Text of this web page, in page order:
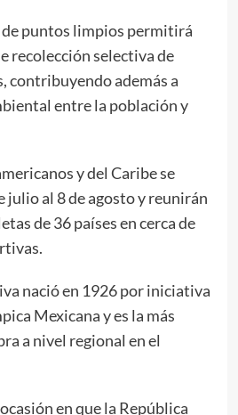
puntos limpios permitirá
recolección selectiva de
contribuyendo además a
entre la población y
y del Caribe se
julio al 8 de agosto y reunirán
de 36 países en cerca de
nació en 1926 por iniciativa
Mexicana y es la más
a nivel regional en el
en que la República